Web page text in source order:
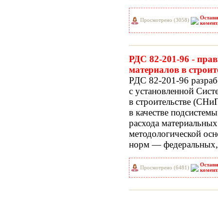
Просмотрено (3058)
РДС 82-201-96 -
материалов в
РДС 82-201-96
с установленной
в строительстве
в качестве подсистемы
расхода
методологической
норм — федеральных,
Просмотрено (6481)